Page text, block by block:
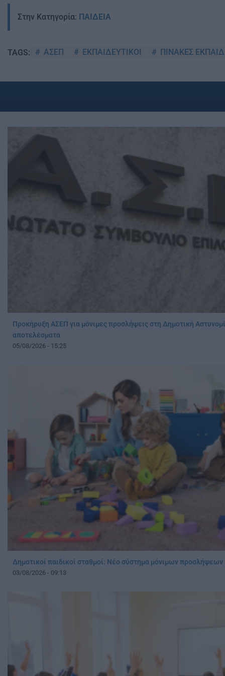
Στην Κατηγορία: ΠΑΙΔΕΙΑ
TAGS: ΑΣΕΠ ΕΚΠΑΙΔΕΥΤΙΚΟΙ ΠΙΝΑΚΕΣ
Προκήρυξη ΑΣΕΠ για μόνιμες προσλήψεις στη Δημοτική
αποτελέσματα
05/08/2026 - 15:25
Δημοτικοί παιδικοί σταθμοί: Νέο σύστημα μόνιμων
03/08/2026 - 09:13